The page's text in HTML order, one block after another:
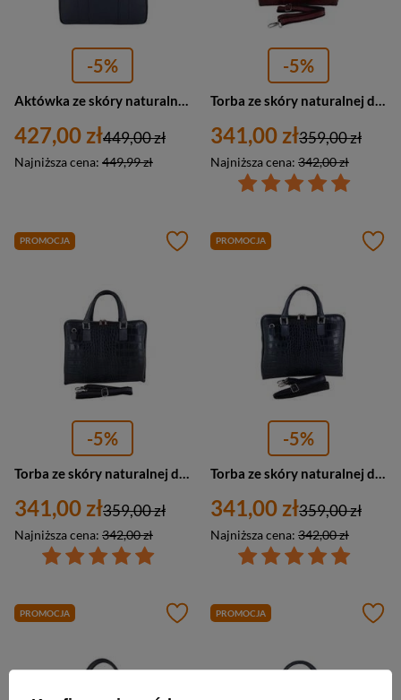
-5%
Aktówka ze skóry naturalnej damska Barberini's 602-4 teczka na laptopa A4 granatowa
427,00 zł
Najniższa cena: 449,99 zł
449,00 zł
-5%
Torba ze skóry naturalnej damska Barberini's 118/1-13 na laptopa croco A4 czerwona
341,00 zł
Najniższa cena: 342,00 zł
359,00 zł
PROMOCJA
-5%
341,00 zł
Najniższa cena: 342,00 zł
359,00 zł
PROMOCJA
-5%
341,00 zł
Najniższa cena: 342,00 zł
359,00 zł
PROMOCJA PROMOCJA